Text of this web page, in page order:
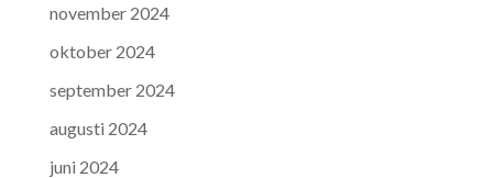
november 2024
oktober 2024
september 2024
augusti 2024
juni 2024